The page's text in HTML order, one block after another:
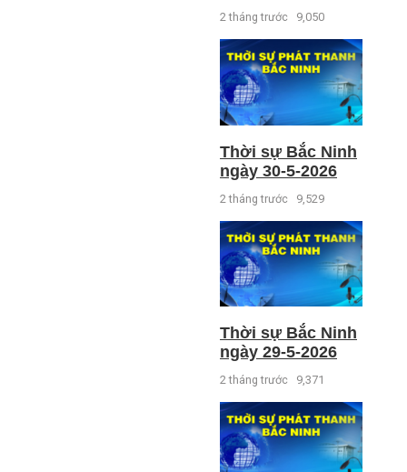
2 tháng trước 9,050
Thời sự Bắc Ninh
ngày 30-5-2026
2 tháng trước 9,529
Thời sự Bắc Ninh
ngày 29-5-2026
2 tháng trước 9,371